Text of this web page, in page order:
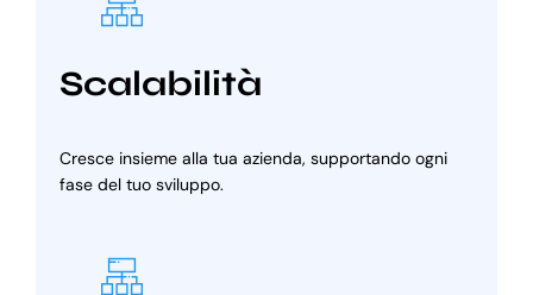
Scalabilità
Cresce insieme alla tua azienda, supportando ogni
fase del tuo sviluppo.